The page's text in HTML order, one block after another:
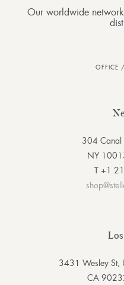
Our worldwide
OFFICE
304 Canal
NY
T +1
3431 Wesley St,
CA